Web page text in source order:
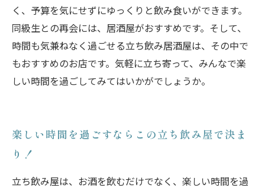
く、予算を気にせずにゆっくりと飲み食いができます。
同級生との再会には、居酒屋がおすすめです。そして、
時間も気兼ねなく過ごせる立ち飲み居酒屋は、その中で
もおすすめのお店です。気軽に立ち寄って、みんなで楽
しい時間を過ごしてみてはいかがでしょうか。
楽しい時間を過ごすならこの立ち飲み屋で決ま
り！
立ち飲み屋は、お酒を飲むだけでなく、楽しい時間を過